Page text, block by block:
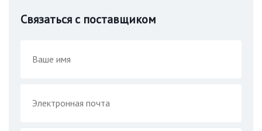
Связаться с поставщиком